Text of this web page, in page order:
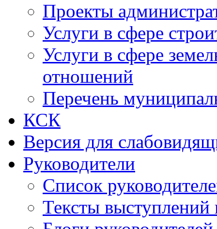
Проекты
Услуги в сфере
Услуги в сфере
отношений
Перечень
КСК
Версия для
Руководители
Список
Тексты выступлений